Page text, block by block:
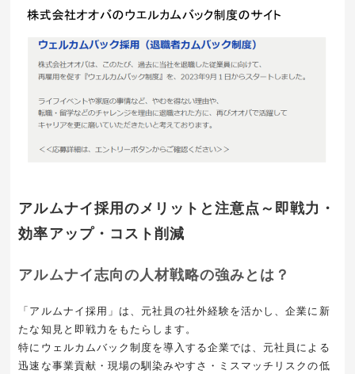
アルムナイ採用のメリットと注意点～即戦力・
効率アップ・コスト削減
アルムナイ志向の人材戦略の強みとは？
「アルムナイ採用」は、元社員の社外経験を活かし、企業に新
たな知見と即戦力をもたらします。
特にウェルカムバック制度を導入する企業では、元社員による
迅速な事業貢献・現場の馴染みやすさ・ミスマッチリスクの低